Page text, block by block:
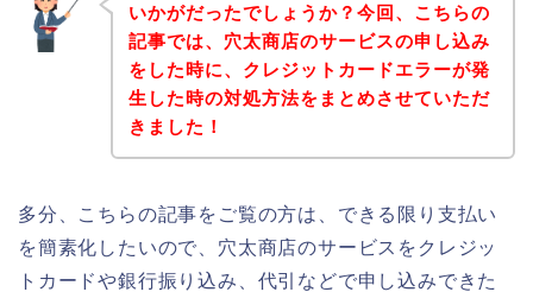
いかがだったでしょうか？今回、こちらの
記事では、穴太商店のサービスの申し込み
をした時に、クレジットカードエラーが発
生した時の対処方法をまとめさせていただ
きました！
多分、こちらの記事をご覧の方は、できる限り支払い
を簡素化したいので、穴太商店のサービスをクレジッ
トカードや銀行振り込み、代引などで申し込みできた